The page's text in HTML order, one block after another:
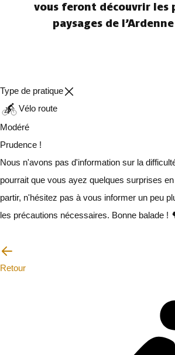
vous feront découvrir les
paysages de
Type de pratique
Vélo route
Modéré
Prudence !
Nous n'avons pas d'information sur la
pourrait que vous ayez quelques surprises
partir, n'hésitez pas à vous informer un peu
les précautions nécessaires. Bonne balade !
Retour